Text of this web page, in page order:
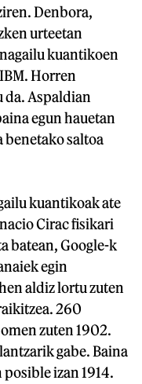
Denbora,
urteetan
kuantikoen
Horren
da. Aspaldian
egun hauetan
benetako saltoa
kuantikoak ate
Cirac fisikari
batean, Google-k
egin
aldiz lortu zuten
260
zuten 1902.
gabe. Baina
izan 1914.